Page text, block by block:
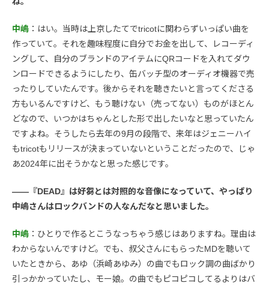
中嶋 ：はい。当時は上京したてでtricotに関わらずいっぱい曲を
作っていて。それを趣味程度に自分でお金を出して、レコーディ
ングして、自分のブランドのアイテムにQRコードを入れてダウ
ンロードできるようにしたり、缶バッチ型のオーディオ機器で売
ったりしていたんです。後からそれを聴きたいと言ってくださる
方もいるんですけど、もう聴けない（売ってない）ものがほとん
どなので、いつかはちゃんとした形で出したいなと思っていたん
ですよね。そうしたら去年の9月の段階で、来年はジェニーハイ
もtricotもリリースが決まっていないということだったので、じゃ
あ2024年に出そうかなと思った感じです。
――『DEAD』は好芻とは対照的な音像になっていて、やっぱり
中嶋さんはロックバンドの人なんだなと思いました。
中嶋 ：ひとりで作るとこうなっちゃう感じはありますね。理由は
わからないんですけど。でも、叔父さんにもらったMDを聴いて
いたときから、あゆ（浜崎あゆみ）の曲でもロック調の曲ばかり
引っかかっていたし、モー娘。の曲でもピコピコしてるよりはバ